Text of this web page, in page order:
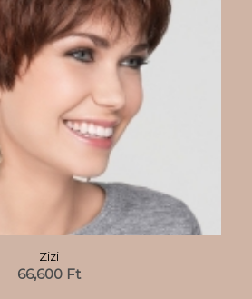
Zizi
66,600 Ft